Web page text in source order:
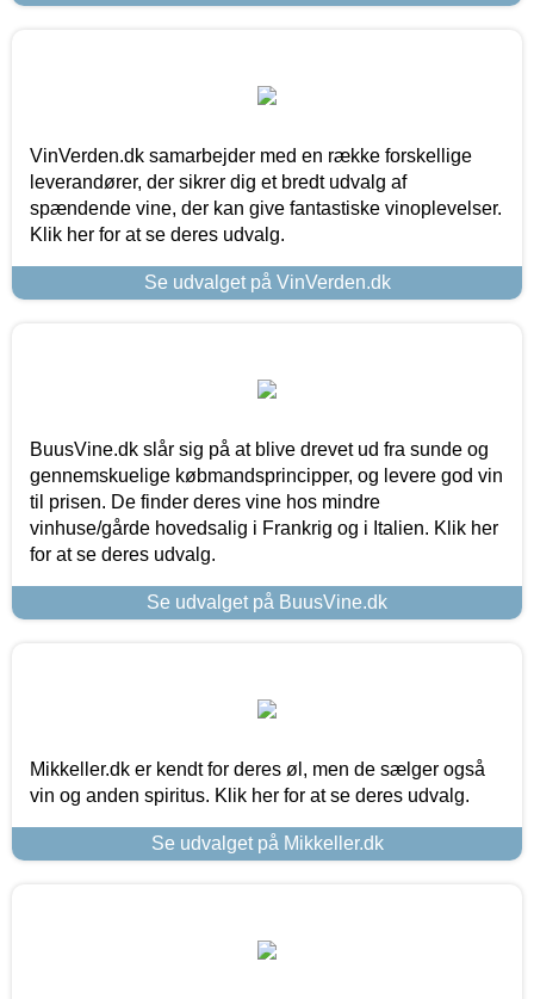
VinVerden.dk samarbejder med en række forskellige
leverandører, der sikrer dig et bredt udvalg af
spændende vine, der kan give fantastiske vinoplevelser.
Klik her for at se deres udvalg.
Se udvalget på VinVerden.dk
BuusVine.dk slår sig på at blive drevet ud fra sunde og
gennemskuelige købmandsprincipper, og levere god vin
til prisen. De finder deres vine hos mindre
vinhuse/gårde hovedsalig i Frankrig og i Italien. Klik her
for at se deres udvalg.
Se udvalget på BuusVine.dk
Mikkeller.dk er kendt for deres øl, men de sælger også
vin og anden spiritus. Klik her for at se deres udvalg.
Se udvalget på Mikkeller.dk